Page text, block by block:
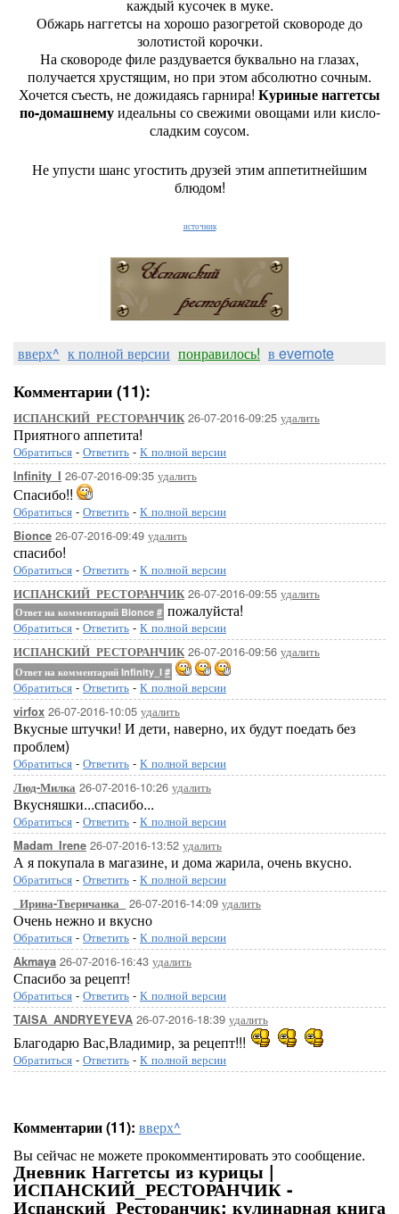
каждый кусочек в муке.
Обжарь наггетсы на хорошо разогретой сковороде до
золотистой корочки.
На сковороде филе раздувается буквально на глазах,
получается хрустящим, но при этом абсолютно сочным.
Хочется съесть, не дожидаясь гарнира! Куриные наггетсы
по-домашнемуидеальны со свежими овощами или кисло-
сладким соусом.
Не упусти шанс угостить друзей этим аппетитнейшим
блюдом!
источник
вверх^ к полной версии понравилось! в evernote
Комментарии (11):
ИСПАНСКИЙ_РЕСТОРАНЧИК26-07-2016-09:25 удалить
Приятного аппетита!
Обратиться - Ответить - К полной версии
Infinity_I 26-07-2016-09:35 удалить
Спасибо!!
Обратиться - Ответить - К полной версии
Bionce 26-07-2016-09:49 удалить
спасибо!
Обратиться - Ответить - К полной версии
ИСПАНСКИЙ_РЕСТОРАНЧИК26-07-2016-09:55 удалить
Ответ на комментарий Bionce # пожалуйста!
Обратиться - Ответить - К полной версии
ИСПАНСКИЙ_РЕСТОРАНЧИК26-07-2016-09:56 удалить
Ответ на комментарий Infinity_I #
Обратиться - Ответить - К полной версии
virfox 26-07-2016-10:05 удалить
Вкусные штучки! И дети, наверно, их будут поедать без
проблем)
Обратиться - Ответить - К полной версии
Люд-Милка 26-07-2016-10:26 удалить
Вкусняшки...спасибо...
Обратиться - Ответить - К полной версии
Madam_Irene 26-07-2016-13:52 удалить
А я покупала в магазине, и дома жарила, очень вкусно.
Обратиться - Ответить - К полной версии
_Ирина-Тверичанка_ 26-07-2016-14:09 удалить
Очень нежно и вкусно
Обратиться - Ответить - К полной версии
Akmaya 26-07-2016-16:43 удалить
Спасибо за рецепт!
Обратиться - Ответить - К полной версии
TAISA_ANDRYEYEVA 26-07-2016-18:39 удалить
Благодарю Вас,Владимир, за рецепт!!!
Обратиться - Ответить - К полной версии
Комментарии (11): вверх^
Вы сейчас не можете прокомментировать это сообщение.
Дневник Наггетсы из курицы |
ИСПАНСКИЙ_РЕСТОРАНЧИК -
Испанский_Ресторанчик: кулинарная книга